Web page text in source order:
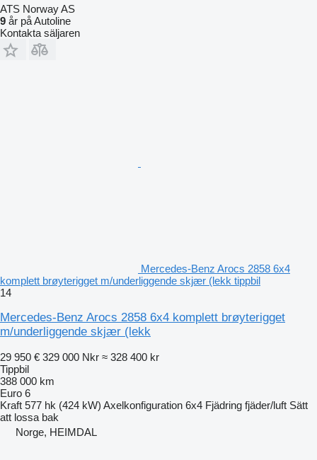
ATS Norway AS
9 år på Autoline
Kontakta säljaren
Mercedes-Benz Arocs 2858 6x4
komplett brøyterigget m/underliggende skjær (lekk tippbil
14
Mercedes-Benz Arocs 2858 6x4 komplett brøyterigget
m/underliggende skjær (lekk
29 950 € 329 000 Nkr ≈ 328 400 kr
Tippbil
388 000 km
Euro 6
Kraft 577 hk (424 kW) Axelkonfiguration 6x4 Fjädring fjäder/luft Sätt
att lossa bak
Norge, HEIMDAL